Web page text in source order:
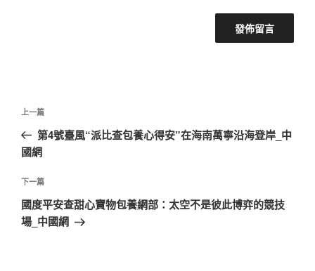
文
導
覽
上
一
篇
章
上一篇
第4號臺風“派比查包養心得安”在海南萬寧沿海登岸_中
國網
下
一
篇
下一篇
國度平安查甜心寶物包養網部：太空不是彼此博弈的競技
場_中國網